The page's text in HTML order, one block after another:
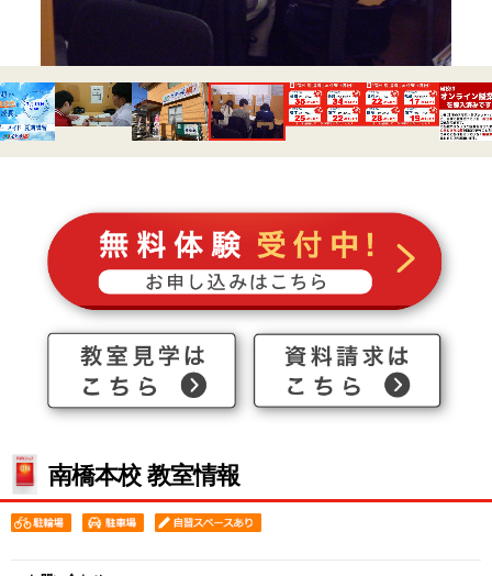
南橋本校 教室情報